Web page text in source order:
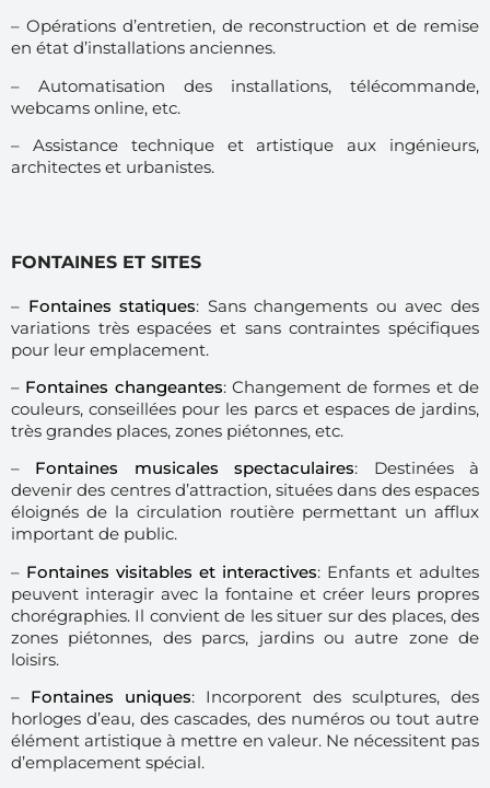
– Opérations d’entretien, de reconstruction et de remise
en état d’installations anciennes.
– Automatisation des installations, télécommande,
webcams online, etc.
– Assistance technique et artistique aux ingénieurs,
architectes et urbanistes.
FONTAINES ET SITES
– Fontaines statiques: Sans changements ou avec des
variations très espacées et sans contraintes spécifiques
pour leur emplacement.
– Fontaines changeantes: Changement de formes et de
couleurs, conseillées pour les parcs et espaces de jardins,
très grandes places, zones piétonnes, etc.
– Fontaines musicales spectaculaires: Destinées à
devenir des centres d’attraction, situées dans des espaces
éloignés de la circulation routière permettant un afflux
important de public.
– Fontaines visitables et interactives: Enfants et adultes
peuvent interagir avec la fontaine et créer leurs propres
chorégraphies. Il convient de les situer sur des places, des
zones piétonnes, des parcs, jardins ou autre zone de
loisirs.
– Fontaines uniques: Incorporent des sculptures, des
horloges d’eau, des cascades, des numéros ou tout autre
élément artistique à mettre en valeur. Ne nécessitent pas
d’emplacement spécial.